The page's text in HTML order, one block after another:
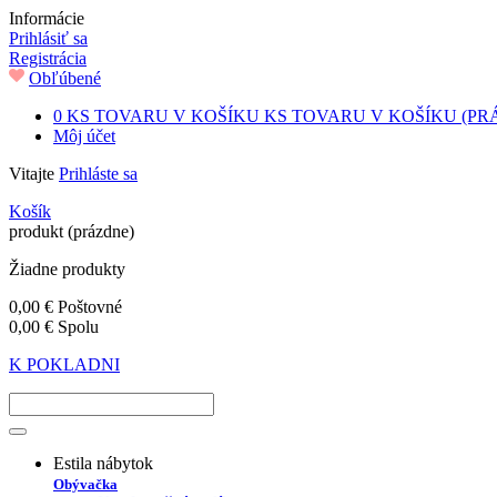
Informácie
Prihlásiť sa
Registrácia
Obľúbené
0 KS TOVARU V KOŠÍKU KS TOVARU V KOŠÍKU
Môj účet
Vitajte Prihláste sa
Košík
produkt (prázdne)
Žiadne produkty
0,00 € Poštovné
0,00 € Spolu
K POKLADNI
Estila nábytok
Obývačka